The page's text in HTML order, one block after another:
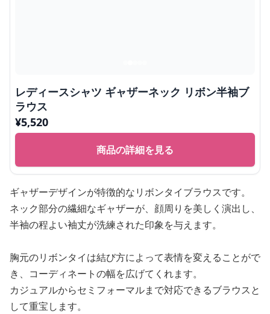
レディースシャツ ギャザーネック リボン半袖ブ
ラウス
¥5,520
商品の詳細を見る
ギャザーデザインが特徴的なリボンタイブラウスです。
ネック部分の繊細なギャザーが、顔周りを美しく演出し、
半袖の程よい袖丈が洗練された印象を与えます。
胸元のリボンタイは結び方によって表情を変えることがで
き、コーディネートの幅を広げてくれます。
カジュアルからセミフォーマルまで対応できるブラウスと
して重宝します。